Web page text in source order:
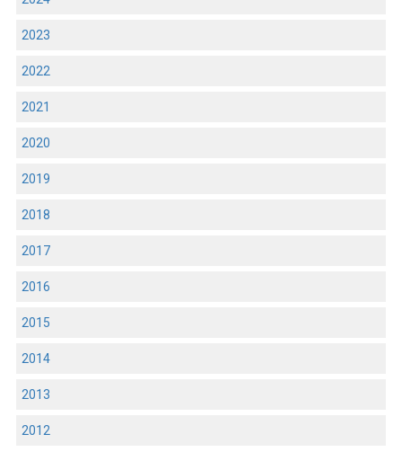
2023
2022
2021
2020
2019
2018
2017
2016
2015
2014
2013
2012